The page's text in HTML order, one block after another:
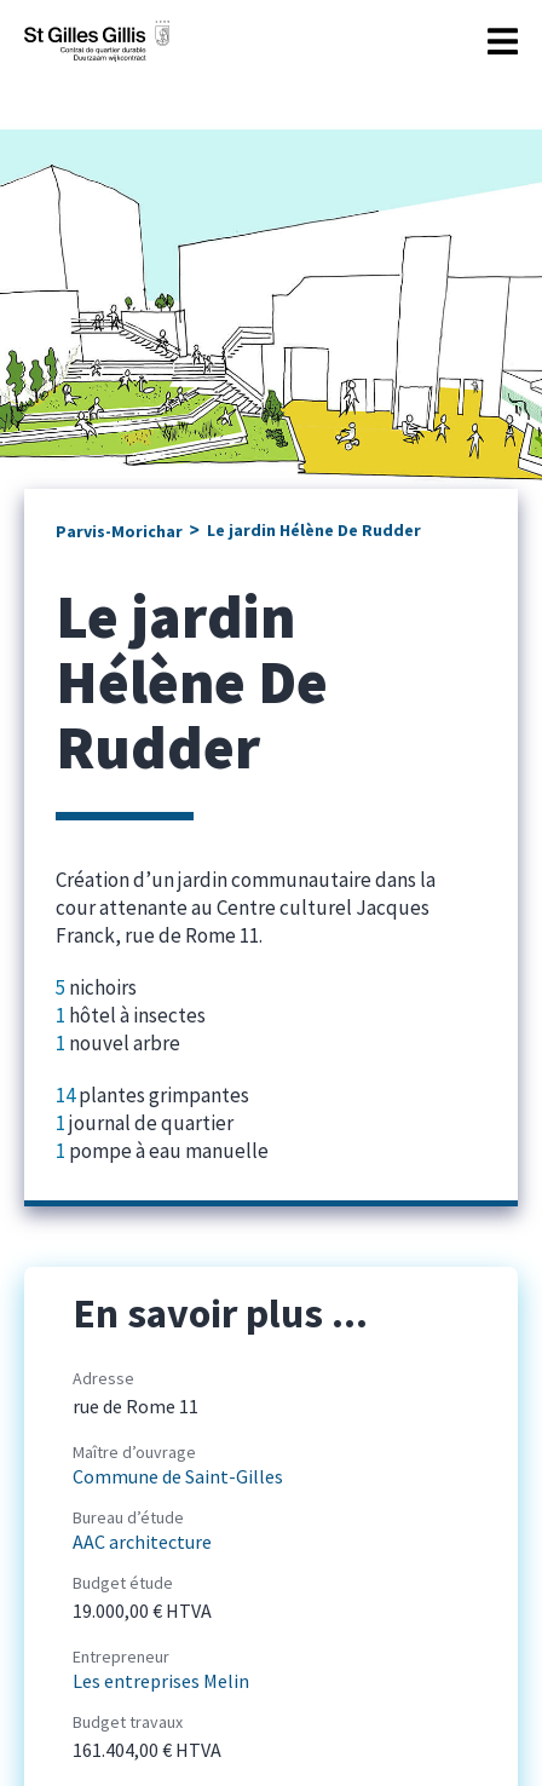
principal
En savoir plus ...
Adresse
rue de Rome 11
Maître d’ouvrage
Commune de Saint-Gilles
Bureau d’étude
AAC architecture
Budget étude
19.000,00 € HTVA
Entrepreneur
Les entreprises Melin
Budget travaux
161.404,00 € HTVA
Parvis-Morichar > Le jardin Hélène De Rudder
Le jardin
Hélène De
Rudder
Création d’un jardin communautaire dans la
cour attenante au Centre culturel Jacques
Franck, rue de Rome 11.
5 nichoirs
1 hôtel à insectes
1 nouvel arbre
14plantes grimpantes
1journal de quartier
1 pompe à eau manuelle